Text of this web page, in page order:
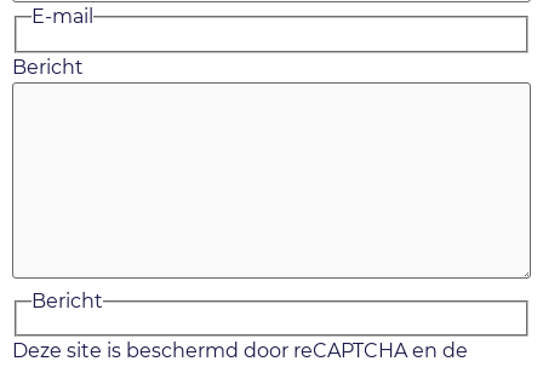
E-mail
Bericht
Bericht
Deze site is beschermd door reCAPTCHA en de